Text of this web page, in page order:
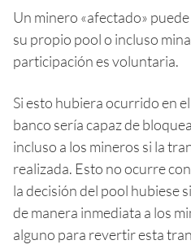
Un minero «afectado»
su propio pool o incluso
participación es voluntaria.
Si esto hubiera ocurrido en
banco sería capaz de
incluso a los mineros si la
realizada. Esto no ocurre
la decisión del pool hubiese
de manera inmediata a los
alguno para revertir esta